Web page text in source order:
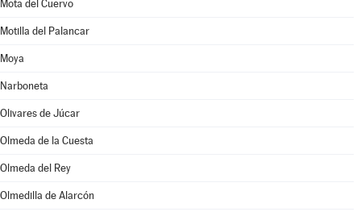
Mota del Cuervo
Motilla del Palancar
Moya
Narboneta
Olivares de Júcar
Olmeda de la Cuesta
Olmeda del Rey
Olmedilla de Alarcón